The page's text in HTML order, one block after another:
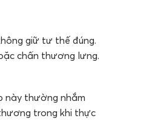
giữ tư thế đúng.
chấn thương lưng.
này thường nhắm
trong khi thực